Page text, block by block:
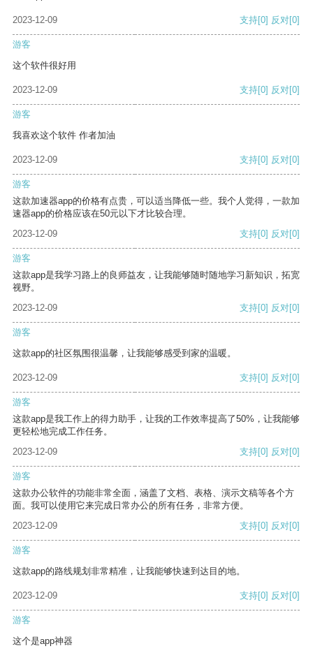
2023-12-09 支持[0] 反对[0]
游客
这个软件很好用
2023-12-09 支持[0] 反对[0]
游客
我喜欢这个软件 作者加油
2023-12-09 支持[0] 反对[0]
游客
这款加速器app的价格有点贵，可以适当降低一些。我个人觉得，一款加
速器app的价格应该在50元以下才比较合理。
2023-12-09
支持[0] 反对[0]
游客
这款app是我学习路上的良师益友，让我能够随时随地学习新知识，拓宽
视野。
2023-12-09
支持[0] 反对[0]
游客
这款app的社区氛围很温馨，让我能够感受到家的温暖。
2023-12-09 支持[0] 反对[0]
游客
这款app是我工作上的得力助手，让我的工作效率提高了50%，让我能够
更轻松地完成工作任务。
2023-12-09
支持[0] 反对[0]
游客
这款办公软件的功能非常全面，涵盖了文档、表格、演示文稿等各个方
面。我可以使用它来完成日常办公的所有任务，非常方便。
2023-12-09
支持[0] 反对[0]
游客
这款app的路线规划非常精准，让我能够快速到达目的地。
2023-12-09 支持[0] 反对[0]
游客
这个是app神器